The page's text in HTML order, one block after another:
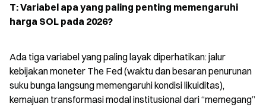
T: Variabel apa yang paling penting memengaruhi
harga SOL pada 2026?
Ada tiga variabel yang paling layak diperhatikan: jalur
kebijakan moneter The Fed (waktu dan besaran penurunan
suku bunga langsung memengaruhi kondisi likuiditas),
kemajuan transformasi modal institusional dari “memegang”